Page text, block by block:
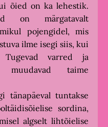
õied on ka lehestik.
on märgatavalt
pojengidel, mis
ilme isegi siis, kui
Tugevad varred ja
muudavad taime
tänapäeval tuntakse
sordina,
algselt lihtõielise